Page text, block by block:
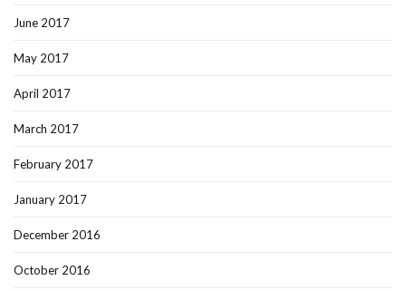
June 2017
May 2017
April 2017
March 2017
February 2017
January 2017
December 2016
October 2016